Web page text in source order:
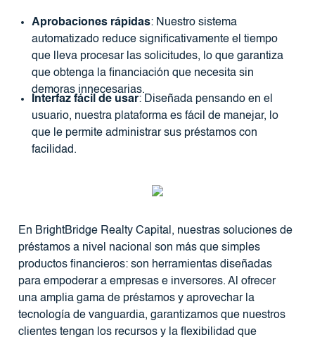
Aprobaciones rápidas: Nuestro sistema
automatizado reduce significativamente el tiempo
que lleva procesar las solicitudes, lo que garantiza
que obtenga la financiación que necesita sin
demoras innecesarias.
Interfaz fácil de usar: Diseñada pensando en el
usuario, nuestra plataforma es fácil de manejar, lo
que le permite administrar sus préstamos con
facilidad.
En BrightBridge Realty Capital, nuestras soluciones de
préstamos a nivel nacional son más que simples
productos financieros: son herramientas diseñadas
para empoderar a empresas e inversores. Al ofrecer
una amplia gama de préstamos y aprovechar la
tecnología de vanguardia, garantizamos que nuestros
clientes tengan los recursos y la flexibilidad que